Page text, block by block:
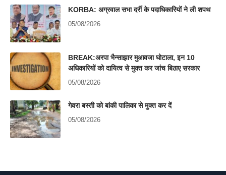
KORBA: अग्रवाल सभा दर्री के पदाधिकारियों ने ली शपथ
05/08/2026
BREAK:अरपा भैन्साझार मुआवजा घोटाला, इन 10
अधिकारियों को दायित्व से मुक्त कर जांच बिठाए सरकार
05/08/2026
गेवरा बस्ती को बांकी पालिका से मुक्त कर दें
05/08/2026